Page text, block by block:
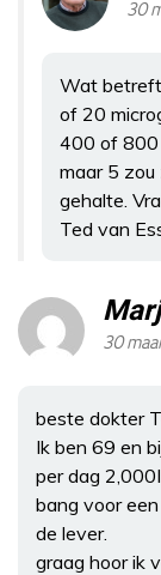
30
Wat
of 20
400 of 800
maar 5
gehalte.
Ted van
30
beste dokter
Ik ben 69 en
per dag
bang voor
de lever.
graag hoor ik